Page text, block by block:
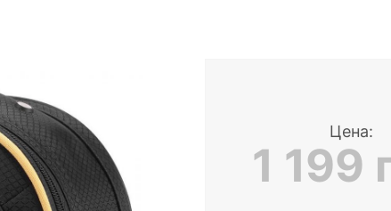
Цена:
1 199